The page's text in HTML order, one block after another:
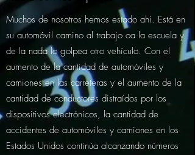
Muchos de nosotros hemos estado ahi. Está en
su automóvil camino al trabajo oa la escuela y
de la nada lo golpea otro vehículo. Con el
aumento de la cantidad de automóviles y
camiones en las carreteras y el aumento de la
cantidad de conductores distraídos por los
dispositivos electrónicos, la cantidad de
accidentes de automóviles y camiones en los
Estados Unidos continúa alcanzando números